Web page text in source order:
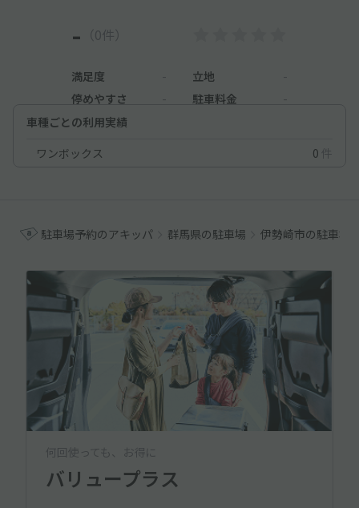
- （0件）
満足度 立地
停めやすさ
駐車料金
車種ごとの利用実績
ワンボックス
0 件
駐車場予約のアキッパ 群馬県の駐車場 伊勢崎市の駐車場
何回使っても、お得に
バリュープラス